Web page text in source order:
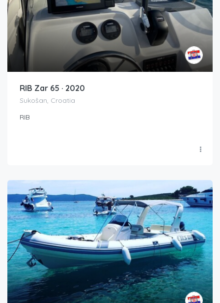
RIB Zar 65 · 2020
Sukošan, Croatia
RIB